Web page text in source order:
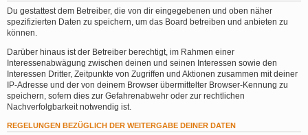
Du gestattest dem Betreiber, die von dir eingegebenen und oben näher
spezifizierten Daten zu speichern, um das Board betreiben und anbieten zu
können.
Darüber hinaus ist der Betreiber berechtigt, im Rahmen einer
Interessenabwägung zwischen deinen und seinen Interessen sowie den
Interessen Dritter, Zeitpunkte von Zugriffen und Aktionen zusammen mit deiner
IP-Adresse und der von deinem Browser übermittelter Browser-Kennung zu
speichern, sofern dies zur Gefahrenabwehr oder zur rechtlichen
Nachverfolgbarkeit notwendig ist.
REGELUNGEN BEZÜGLICH DER WEITERGABE DEINER DATEN